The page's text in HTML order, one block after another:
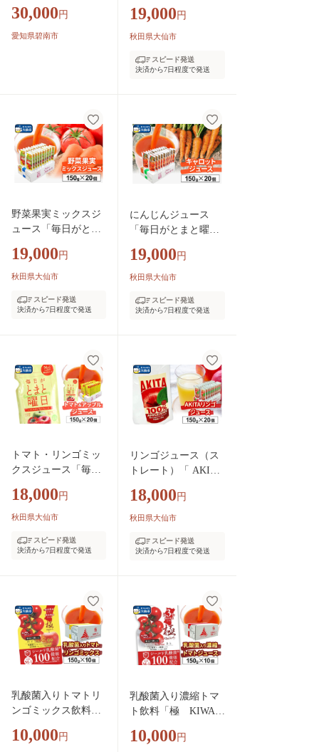
キャロットリリィ＆
黒人参〈黒王〉の濃
ース ジューシー 甘
い 『満天☆青空レス
トラン』 『坂上＆指
原のつぶれない店』
『ごはんジャパン』
30,000 円
愛知県碧南市
ュース」 150g ×20個
入 [トマト 野菜ジュ
19,000 円
秋田県大仙市
スピード発送
決済から7日程度で発送
野菜果実ミックスジ
ュース「毎日がとま
ックスジュース」 15
0g ×20個入 [フルーツ
野菜ジュース]
19,000 円
秋田県大仙市
スピード発送
決済から7日程度で発送
にんじんジュース
「毎日がとまと曜
ース」 150g ×20個入
[人参 野菜ジュース
19,000 円
秋田県大仙市
スピード発送
決済から7日程度で発送
トマト・リンゴミッ
クスジュース「毎日
ト＆アップルジュー
ス」 150g ×20個入
ス 果物 りんご 林檎
18,000 円
秋田県大仙市
スピード発送
決済から7日程度で発送
リンゴジュース（ス
トレート）「 AKITA
0g ×20個入 [林檎 り
んご アップルジュー
ース]
18,000 円
秋田県大仙市
スピード発送
決済から7日程度で発送
乳酸菌入りトマトリ
ンゴミックス飲料
g×10個入 [トマト 野
10,000 円
乳酸菌入り濃縮トマ
ト飲料「極 KIWAM
ト 野菜ジュース]
10,000 円